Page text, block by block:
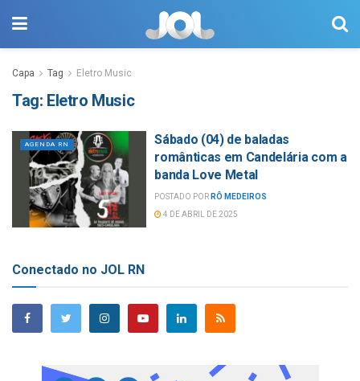
Capa Tag Eletro Music
Tag: Eletro Music
AGENDA RN
Sábado (04) de baladas
românticas em Candelária com a
banda Love Metal
POSTADO POR RÔ MEDEIROS
4 DE ABRIL DE 2025
Conectado no JOL RN